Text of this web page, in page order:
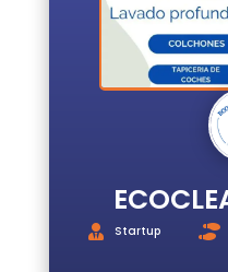
INICIAR
SESIÓN
ESCUELA
E3
Startup